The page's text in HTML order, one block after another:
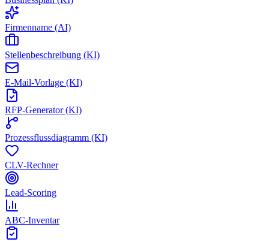
Firmenname (AI)
Stellenbeschreibung (KI)
E-Mail-Vorlage (KI)
RFP-Generator (KI)
Prozessflussdiagramm (KI)
CLV-Rechner
Lead-Scoring
ABC-Inventar